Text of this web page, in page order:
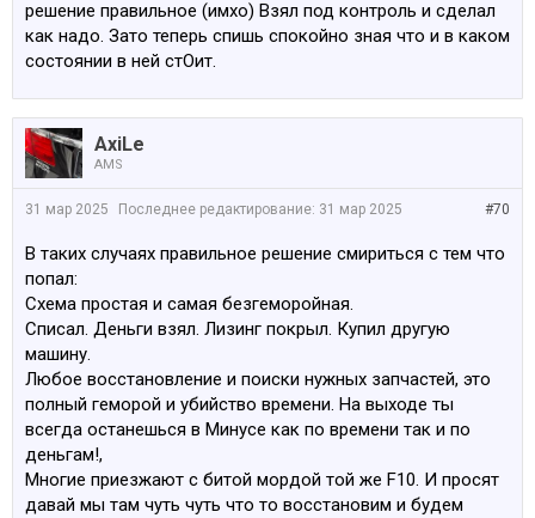
теоретически, могу выйти в хороший плюс.
Подходил к процессу с такими установками:
• через страховую всё будет очень долго;
• гарантий по факту никаких;
• все вокруг говорили, что выгоднее выкупить машину
и всё сделать самому.
Начал двигаться в сторону выкупа. Страховая
провела оценку, прислали письмо — учли доступные
варианты на ss.lv, состояние моей машины и какие-то
дополнительные параметры.
Захожу на ss.lv, смотрю 6-ки — мою с пробегом 99–
105 тыс. достаточно полной комплектацией и полной
историей обслуживания сравнивают с битой
Америкой, у которой 200–250 тыс. пробега,
минимальные комплектации, и при этом мою
оценивают дешевле.
Те стоят 20–22 тыс., а моя почему-то — 18. (Цифры
примерные, уже точно не помню.)
В любом случае, это был опыт. А правильно или нет —
уже не так важно. Всё уже сделано.
решение правильное (имхо) Взял под контроль и сделал
как надо. Зато теперь спишь спокойно зная что и в каком
состоянии в ней стОит.
AxiLe
AMS
#70
31 мар 2025 Последнее редактирование: 31 мар 2025
В таких случаях правильное решение смириться с тем что
попал:
Схема простая и самая безгеморойная.
Списал. Деньги взял. Лизинг покрыл. Купил другую
машину.
Любое восстановление и поиски нужных запчастей, это
полный геморой и убийство времени. На выходе ты
всегда останешься в Минусе как по времени так и по
деньгам!,
Многие приезжают с битой мордой той же F10. И просят
давай мы там чуть чуть что то восстановим и будем